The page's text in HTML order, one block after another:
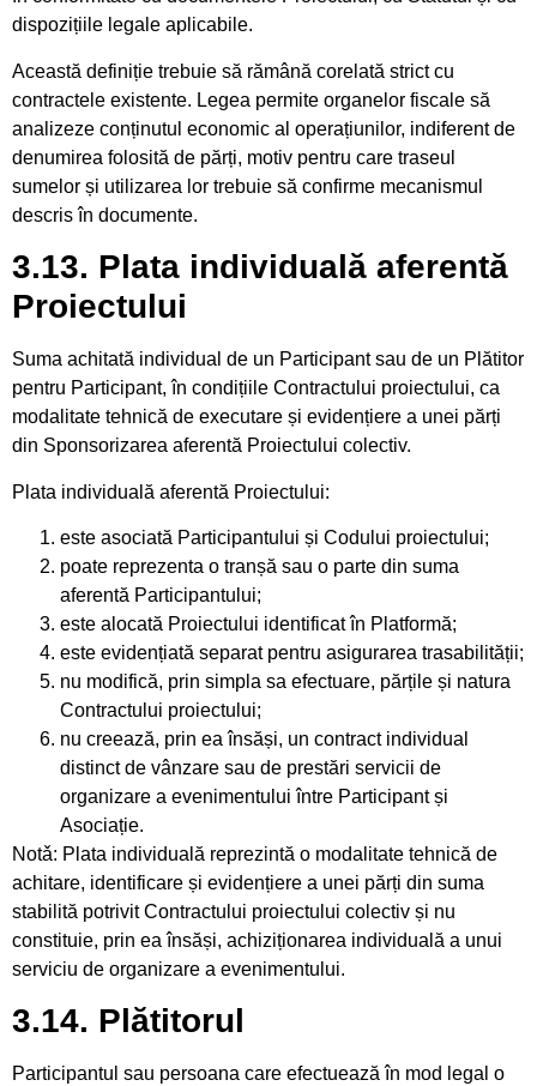
dispozițiile legale aplicabile.
Această definiție trebuie să rămână corelată strict cu
contractele existente. Legea permite organelor fiscale să
analizeze conținutul economic al operațiunilor, indiferent de
denumirea folosită de părți, motiv pentru care traseul
sumelor și utilizarea lor trebuie să confirme mecanismul
descris în documente.
3.13. Plata individuală aferentă
Proiectului
Suma achitată individual de un Participant sau de un Plătitor
pentru Participant, în condițiile Contractului proiectului, ca
modalitate tehnică de executare și evidențiere a unei părți
din Sponsorizarea aferentă Proiectului colectiv.
Plata individuală aferentă Proiectului:
este asociată Participantului și Codului proiectului;
poate reprezenta o tranșă sau o parte din suma
aferentă Participantului;
este alocată Proiectului identificat în Platformă;
este evidențiată separat pentru asigurarea trasabilității;
nu modifică, prin simpla sa efectuare, părțile și natura
Contractului proiectului;
nu creează, prin ea însăși, un contract individual
distinct de vânzare sau de prestări servicii de
organizare a evenimentului între Participant și
Asociație.
Notǎ: Plata individuală reprezintă o modalitate tehnică de
achitare, identificare și evidențiere a unei părți din suma
stabilită potrivit Contractului proiectului colectiv și nu
constituie, prin ea însăși, achiziționarea individuală a unui
serviciu de organizare a evenimentului.
3.14. Plătitorul
Participantul sau persoana care efectuează în mod legal o